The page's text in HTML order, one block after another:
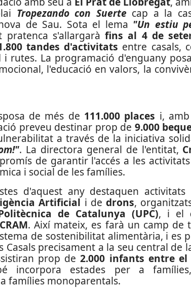
Tropezando con Suertecap a la
de Sau. Sota el lema "Un estiu
pratenca s'allargaràfins al 4 de
tandes d'activitats entre casals,
rutes. La programació d'enguany
l'educació en valors, la
de més de 111.000 places i,
preveu destinar prop de 9.000
a través de la iniciativa
. La directora general de l'entitat,
de garantir l'accés a les
i social de les famílies.
d'aquest any destaquen
Artificial i dedrons,
de Catalunya (UPC), i el
. Així mateix, es farà un camp de
de sostenibilitat alimentària, i es
Casals precisament a la seu central de
prop de2.000 infants entre
incorpora estades per a
famílies monoparentals.